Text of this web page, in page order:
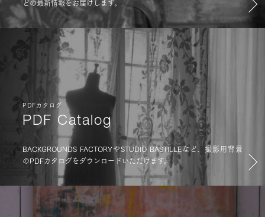
どの最新情報をお届けします。
PDFカタログ
PDF Catalog
BACKGROUNDS FACTORYやSTUDIO BASTILLEなど、撮影用背景
のPDFカタログをダウンロードいただけます。